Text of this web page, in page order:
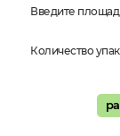
Введите
Количество